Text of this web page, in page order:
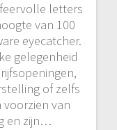
letters
van 100
eyecatcher.
gelegenheid
of zelfs
voorzien van
en zijn…